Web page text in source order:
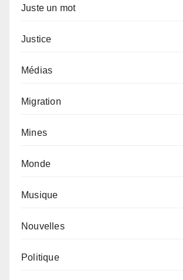
Juste un mot
Justice
Médias
Migration
Mines
Monde
Musique
Nouvelles
Politique